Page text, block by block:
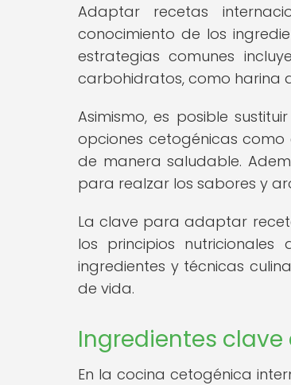
Adaptar recetas
conocimiento de los
estrategias comunes
carbohidratos, como harina
Asimismo, es posible
opciones cetogénicas
de manera saludable.
para realzar los sabores y
La clave para adaptar
los principios
ingredientes y técnicas
de vida.
Ingredientes
En la cocina cetogénica